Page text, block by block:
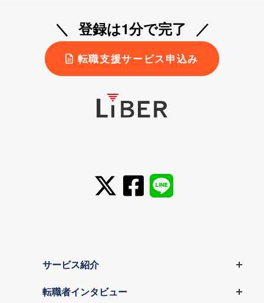
登録は1分で完了
転職支援サービス申込み
サービス紹介
転職者インタビュー